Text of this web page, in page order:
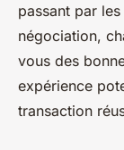
passant par
négociation,
vous des
expérience
transaction